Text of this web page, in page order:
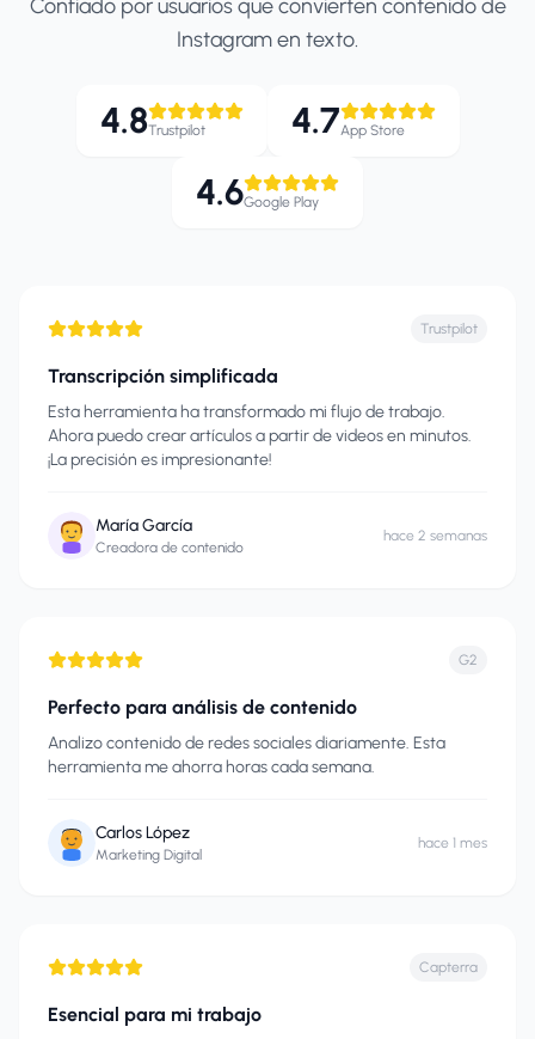
Confiado por usuarios que convierten contenido de
Instagram en texto.
4.8Trustpilot 4.7App Store
4.6Google Play
Trustpilot
Transcripción simplificada
Esta herramienta ha transformado mi flujo de trabajo.
Ahora puedo crear artículos a partir de videos en minutos.
¡La precisión es impresionante!
María García
Creadora de contenido
hace 2 semanas
G2
Perfecto para análisis de contenido
Analizo contenido de redes sociales diariamente. Esta
herramienta me ahorra horas cada semana.
Carlos López
Marketing Digital
hace 1 mes
Capterra
Esencial para mi trabajo